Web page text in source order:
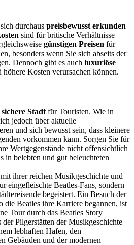
durchaus preisbewusst erkunden
sind für britische Verhältnisse
günstigen Preisen für
besonders wenn Sie sich abseits der
Dennoch gibt es auch luxuriöse
höhere Kosten verursachen können.
sichere Stadt für Touristen. Wie in
jedoch über aktuelle
und sich bewusst sein, dass kleinere
vorkommen kann. Sorgen Sie für
Wertgegenstände nicht offensichtlich
in belebten und gut beleuchteten
ihrer reichen Musikgeschichte und
eingefleischte Beatles-Fans, sondern
begeistert. Ein Besuch der
die Beatles ihre Karriere begannen, ist
Tour durch das Beatles Story
Pilgerstätten der Musikgeschichte
lebhaften Hafen, den
Gebäuden und der modernen